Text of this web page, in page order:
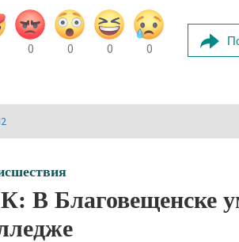
0 0 0 0
В Благовещенске